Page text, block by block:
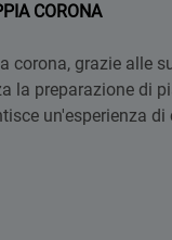
CORONA
corona, grazie alle
la preparazione di
un'esperienza